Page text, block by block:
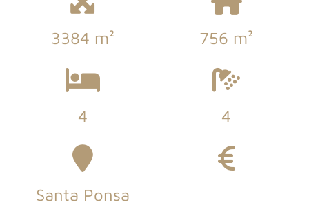
3384 m² 756 m²
4 4
Santa Ponsa